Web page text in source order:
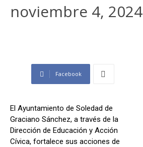
noviembre 4, 2024
Facebook
El Ayuntamiento de Soledad de
Graciano Sánchez, a través de la
Dirección de Educación y Acción
Cívica, fortalece sus acciones de